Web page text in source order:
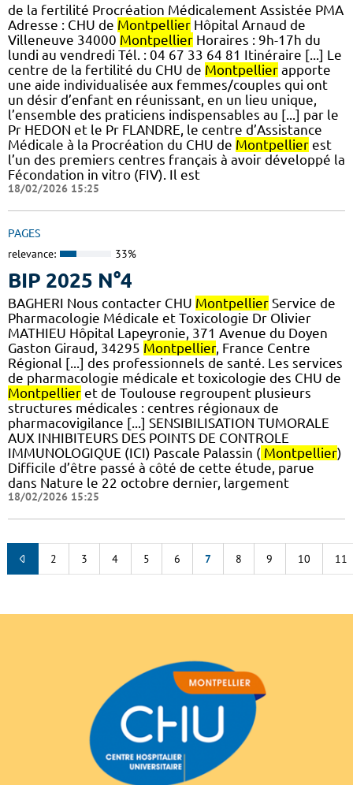
de la fertilité Procréation Médicalement Assistée PMA
Adresse : CHU de Montpellier Hôpital Arnaud de
Villeneuve 34000 Montpellier Horaires : 9h-17h du
lundi au vendredi Tél. : 04 67 33 64 81 Itinéraire [...] Le
centre de la fertilité du CHU de Montpellier apporte
une aide individualisée aux femmes/couples qui ont
un désir d’enfant en réunissant, en un lieu unique,
l’ensemble des praticiens indispensables au [...] par le
Pr HEDON et le Pr FLANDRE, le centre d’Assistance
Médicale à la Procréation du CHU de Montpellier est
l’un des premiers centres français à avoir développé la
Fécondation in vitro (FIV). Il est
18/02/2026 15:25
PAGES
relevance: 33%
BIP 2025 N°4
BAGHERI Nous contacter CHU Montpellier Service de
Pharmacologie Médicale et Toxicologie Dr Olivier
MATHIEU Hôpital Lapeyronie, 371 Avenue du Doyen
Gaston Giraud, 34295 Montpellier, France Centre
Régional [...] des professionnels de santé. Les services
de pharmacologie médicale et toxicologie des CHU de
Montpellier et de Toulouse regroupent plusieurs
structures médicales : centres régionaux de
pharmacovigilance [...] SENSIBILISATION TUMORALE
AUX INHIBITEURS DES POINTS DE CONTROLE
IMMUNOLOGIQUE (ICI) Pascale Palassin ( Montpellier)
Difficile d’être passé à côté de cette étude, parue
dans Nature le 22 octobre dernier, largement
18/02/2026 15:25
2 3 4 5 6 7 8 9 10 11